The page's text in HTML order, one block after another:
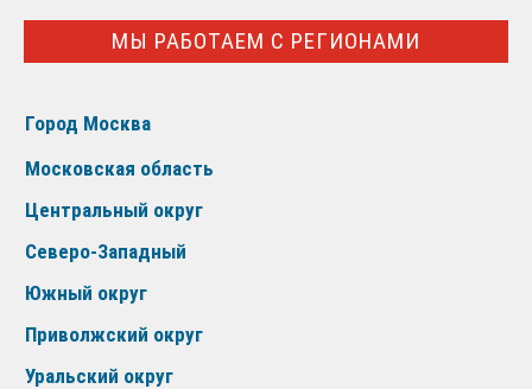
МЫ РАБОТАЕМ С РЕГИОНАМИ
Город Москва
Московская область
Центральный округ
Северо-Западный
Южный округ
Приволжский округ
Уральский округ